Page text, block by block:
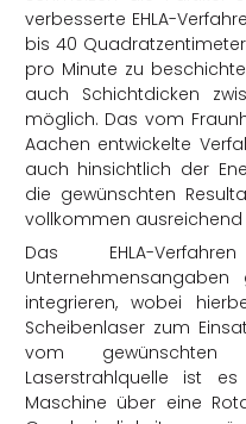
verbesserte EHLA-
bis 40
pro Minute zu
auch Schichtdicken
möglich. Das vom
Aachen entwickelte
auch hinsichtlich der
die gewünschten
vollkommen ausreichend
Das EHLA-
integrieren, wobei
Scheibenlaser zum
vom gewünschten
Laserstrahlquelle ist
Maschine über eine